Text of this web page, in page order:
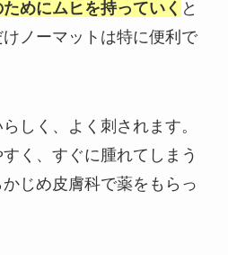
めにムヒを持っていく と
ノーマットは特に便利で
しく、よく刺されます。
く、すぐに腫れてしまう
じめ皮膚科で薬をもらっ